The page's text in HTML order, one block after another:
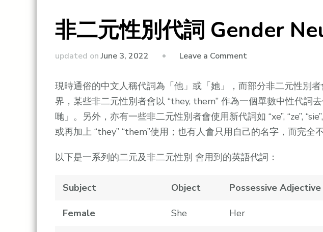
非二元性別代詞 Gender
updated onJune 3, 2022 Leave a Commenton
二
元
性
別
代
詞
Gender
Pronoun
現時通俗的中文人稱代詞為「他」或「她」，而部分非二元性別
界，某些非二元性別者會以 “they, them” 作為一個單數中性代詞
哋」。另外，亦有一些非二元性別者會使用新代詞如 “xe”, “ze”,
或再加上 “they” “them”使用；也有人會只用自己的名字，而完全
以下是一系列的二元及非二元性別 會用到的英語代詞：
Subject Object Possessive Adjective
Female She Her